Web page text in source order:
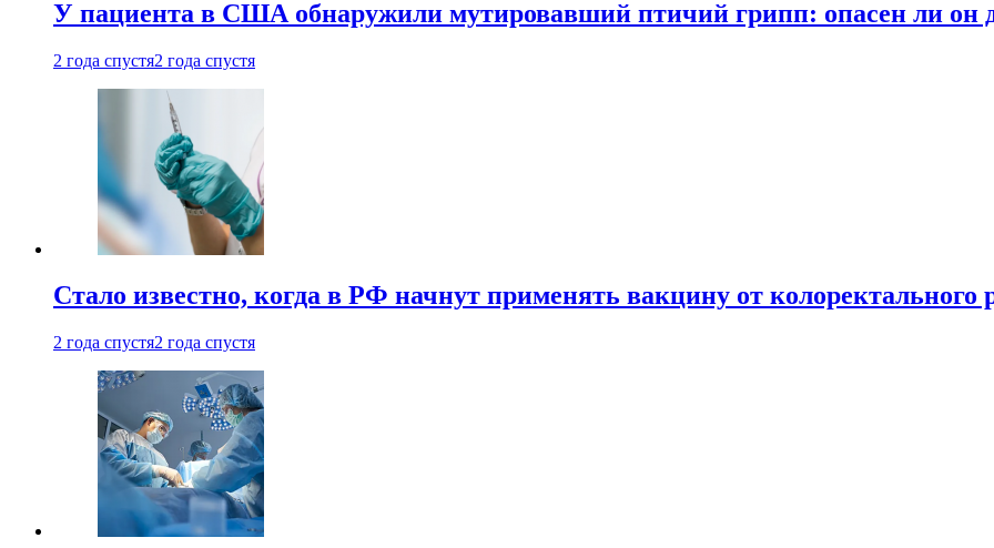
У пациента в США обнаружили мутировавший птичий грипп: опасен ли он
2 года спустя2 года спустя
Стало известно, когда в РФ начнут применять вакцину от колоректального
2 года спустя2 года спустя